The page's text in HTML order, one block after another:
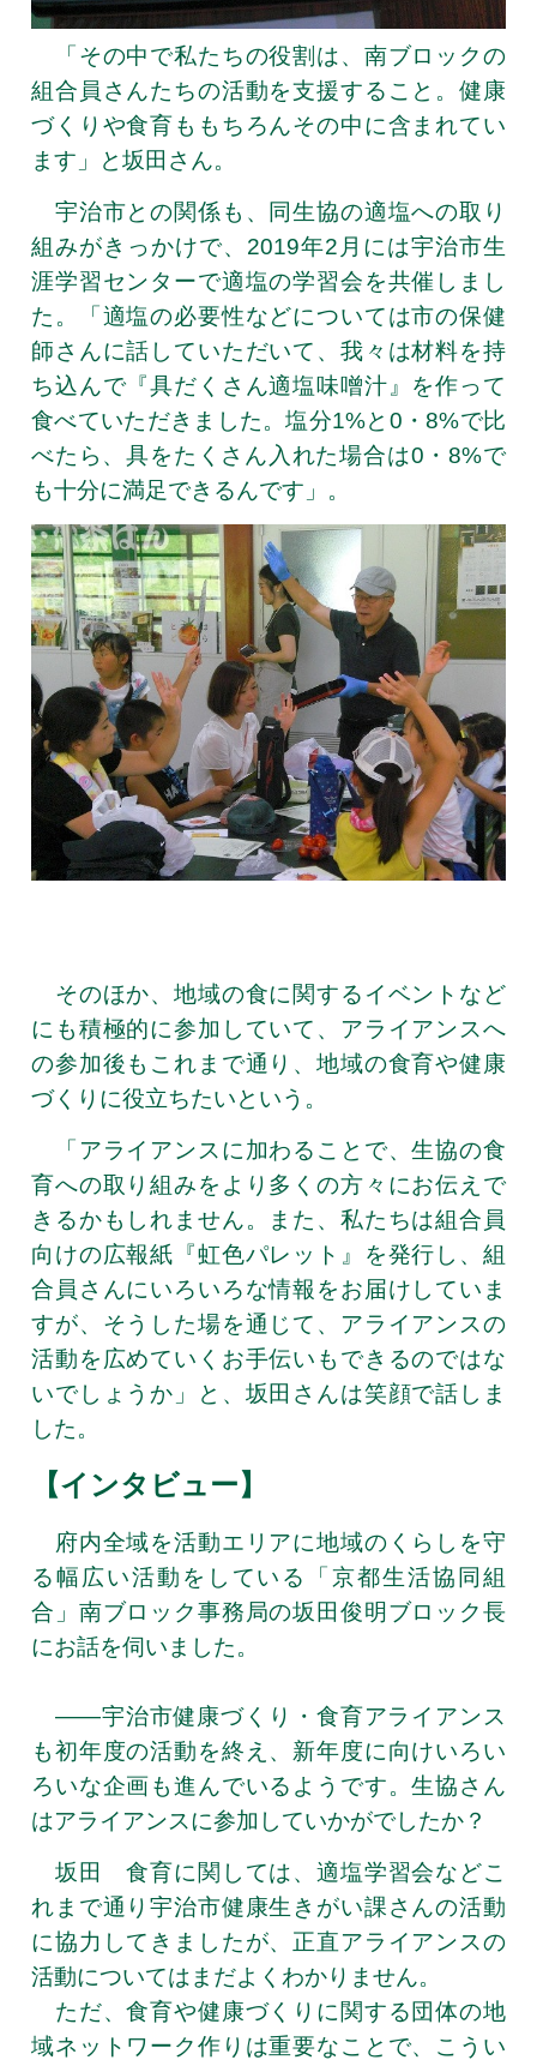
「その中で私たちの役割は、南ブロックの
組合員さんたちの活動を支援すること。健康
づくりや食育ももちろんその中に含まれてい
ます」と坂田さん。
宇治市との関係も、同生協の適塩への取り
組みがきっかけで、2019年2月には宇治市生
涯学習センターで適塩の学習会を共催しまし
た。「適塩の必要性などについては市の保健
師さんに話していただいて、我々は材料を持
ち込んで『具だくさん適塩味噌汁』を作って
食べていただきました。塩分1%と0・8%で比
べたら、具をたくさん入れた場合は0・8%で
も十分に満足できるんです」。
そのほか、地域の食に関するイベントなど
にも積極的に参加していて、アライアンスへ
の参加後もこれまで通り、地域の食育や健康
づくりに役立ちたいという。
「アライアンスに加わることで、生協の食
育への取り組みをより多くの方々にお伝えで
きるかもしれません。また、私たちは組合員
向けの広報紙『虹色パレット』を発行し、組
合員さんにいろいろな情報をお届けしていま
すが、そうした場を通じて、アライアンスの
活動を広めていくお手伝いもできるのではな
いでしょうか」と、坂田さんは笑顔で話しま
した。
【インタビュー】
府内全域を活動エリアに地域のくらしを守
る幅広い活動をしている「京都生活協同組
合」南ブロック事務局の坂田俊明ブロック長
にお話を伺いました。
――宇治市健康づくり・食育アライアンス
も初年度の活動を終え、新年度に向けいろい
ろいな企画も進んでいるようです。生協さん
はアライアンスに参加していかがでしたか？
坂田 食育に関しては、適塩学習会などこ
れまで通り宇治市健康生きがい課さんの活動
に協力してきましたが、正直アライアンスの
活動についてはまだよくわかりません。
ただ、食育や健康づくりに関する団体の地
域ネットワーク作りは重要なことで、こうい